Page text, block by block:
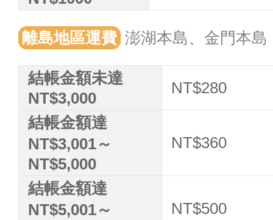
離島地區運費 澎湖本島、金門本島
結帳金額未達
NT$3,000
NT$280
結帳金額達
NT$3,001～
NT$5,000
NT$360
結帳金額達
NT$5,001～
NT$500